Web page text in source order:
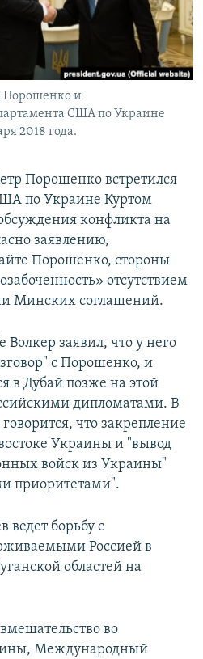
Порошенко и
США по Украине
2018 года.
Порошенко встретился
по Украине Куртом
конфликта на
заявлению,
Порошенко, стороны
отсутствием
Минских соглашений.
заявил, что у него
с Порошенко, и
в Дубай позже на этой
дипломатами. В
что закрепление
Украины и "вывод
войск из Украины"
приоритетами".
ведет борьбу с
Россией в
областей на
во
Международный